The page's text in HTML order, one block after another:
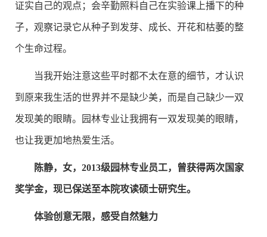
证实自己的观点；会辛勤照料自己在实验课上播下的种
子，观察记录它从种子到发芽、成长、开花和枯萎的整
个生命过程。
当我开始注意这些平时都不太在意的细节，才认识
到原来我生活的世界并不是缺少美，而是自己缺少一双
发现美的眼睛。园林专业让我拥有一双发现美的眼睛，
也让我更加地热爱生活。
陈静，女，2013级园林专业员工，曾获得两次国家
奖学金，现已保送至本院攻读硕士研究生。
体验创意无限，感受自然魅力